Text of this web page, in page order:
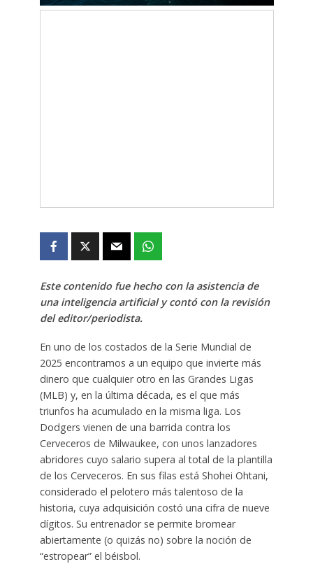
Este contenido fue hecho con la asistencia de
una inteligencia artificial y contó con la revisión
del editor/periodista.
En uno de los costados de la Serie Mundial de
2025 encontramos a un equipo que invierte más
dinero que cualquier otro en las Grandes Ligas
(MLB) y, en la última década, es el que más
triunfos ha acumulado en la misma liga. Los
Dodgers vienen de una barrida contra los
Cerveceros de Milwaukee, con unos lanzadores
abridores cuyo salario supera al total de la plantilla
de los Cerveceros. En sus filas está Shohei Ohtani,
considerado el pelotero más talentoso de la
historia, cuya adquisición costó una cifra de nueve
dígitos. Su entrenador se permite bromear
abiertamente (o quizás no) sobre la noción de
“estropear” el béisbol.